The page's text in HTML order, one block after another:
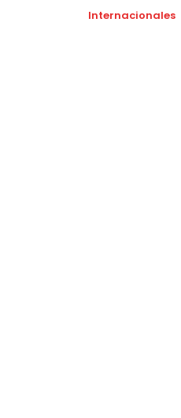
Internacionales